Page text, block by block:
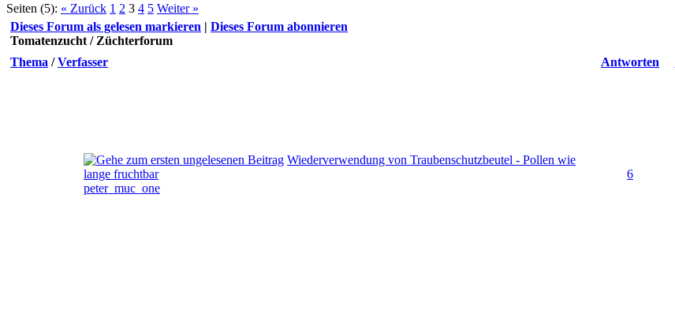
Seiten (5): « Zurück 1 2 3 4 5 Weiter »
Dieses Forum als gelesen markieren | Dieses Forum abonnieren
Tomatenzucht / Züchterforum
Thema /Verfasser Antworten
Wiederverwendung von Traubenschutzbeutel - Pollen wie
lange fruchtbar
peter_muc_one
6